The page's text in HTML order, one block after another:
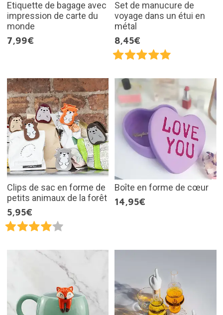
Etiquette de bagage avec
impression de carte du
monde
7,99€
Set de manucure de
voyage dans un étui en
métal
8,45€
Clips de sac en forme de
petits animaux de la forêt
5,95€
Boîte en forme de cœur
14,95€